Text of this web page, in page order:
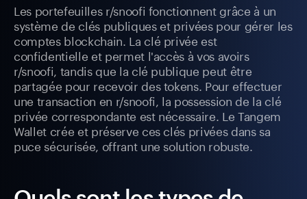
Les portefeuilles r/snoofi fonctionnent grâce à un
système de clés publiques et privées pour gérer les
comptes blockchain. La clé privée est
confidentielle et permet l'accès à vos avoirs
r/snoofi, tandis que la clé publique peut être
partagée pour recevoir des tokens. Pour effectuer
une transaction en r/snoofi, la possession de la clé
privée correspondante est nécessaire. Le Tangem
Wallet crée et préserve ces clés privées dans sa
puce sécurisée, offrant une solution robuste.